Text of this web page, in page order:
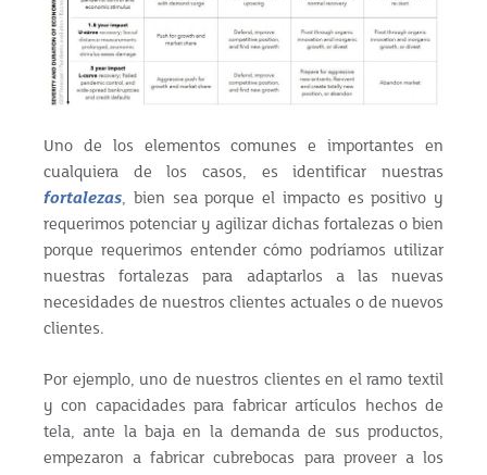
Uno de los elementos comunes e importantes en
cualquiera de los casos, es identificar nuestras
fortalezas, bien sea porque el impacto es positivo y
requerimos potenciar y agilizar dichas fortalezas o bien
porque requerimos entender cómo podríamos utilizar
nuestras fortalezas para adaptarlos a las nuevas
necesidades de nuestros clientes actuales o de nuevos
clientes.
Por ejemplo, uno de nuestros clientes en el ramo textil
y con capacidades para fabricar artículos hechos de
tela, ante la baja en la demanda de sus productos,
empezaron a fabricar cubrebocas para proveer a los